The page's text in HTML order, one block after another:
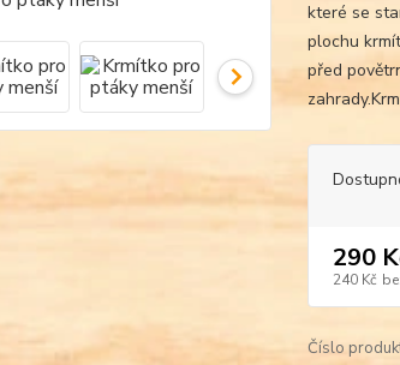
které se
plochu
před
290
240 Kč
Číslo